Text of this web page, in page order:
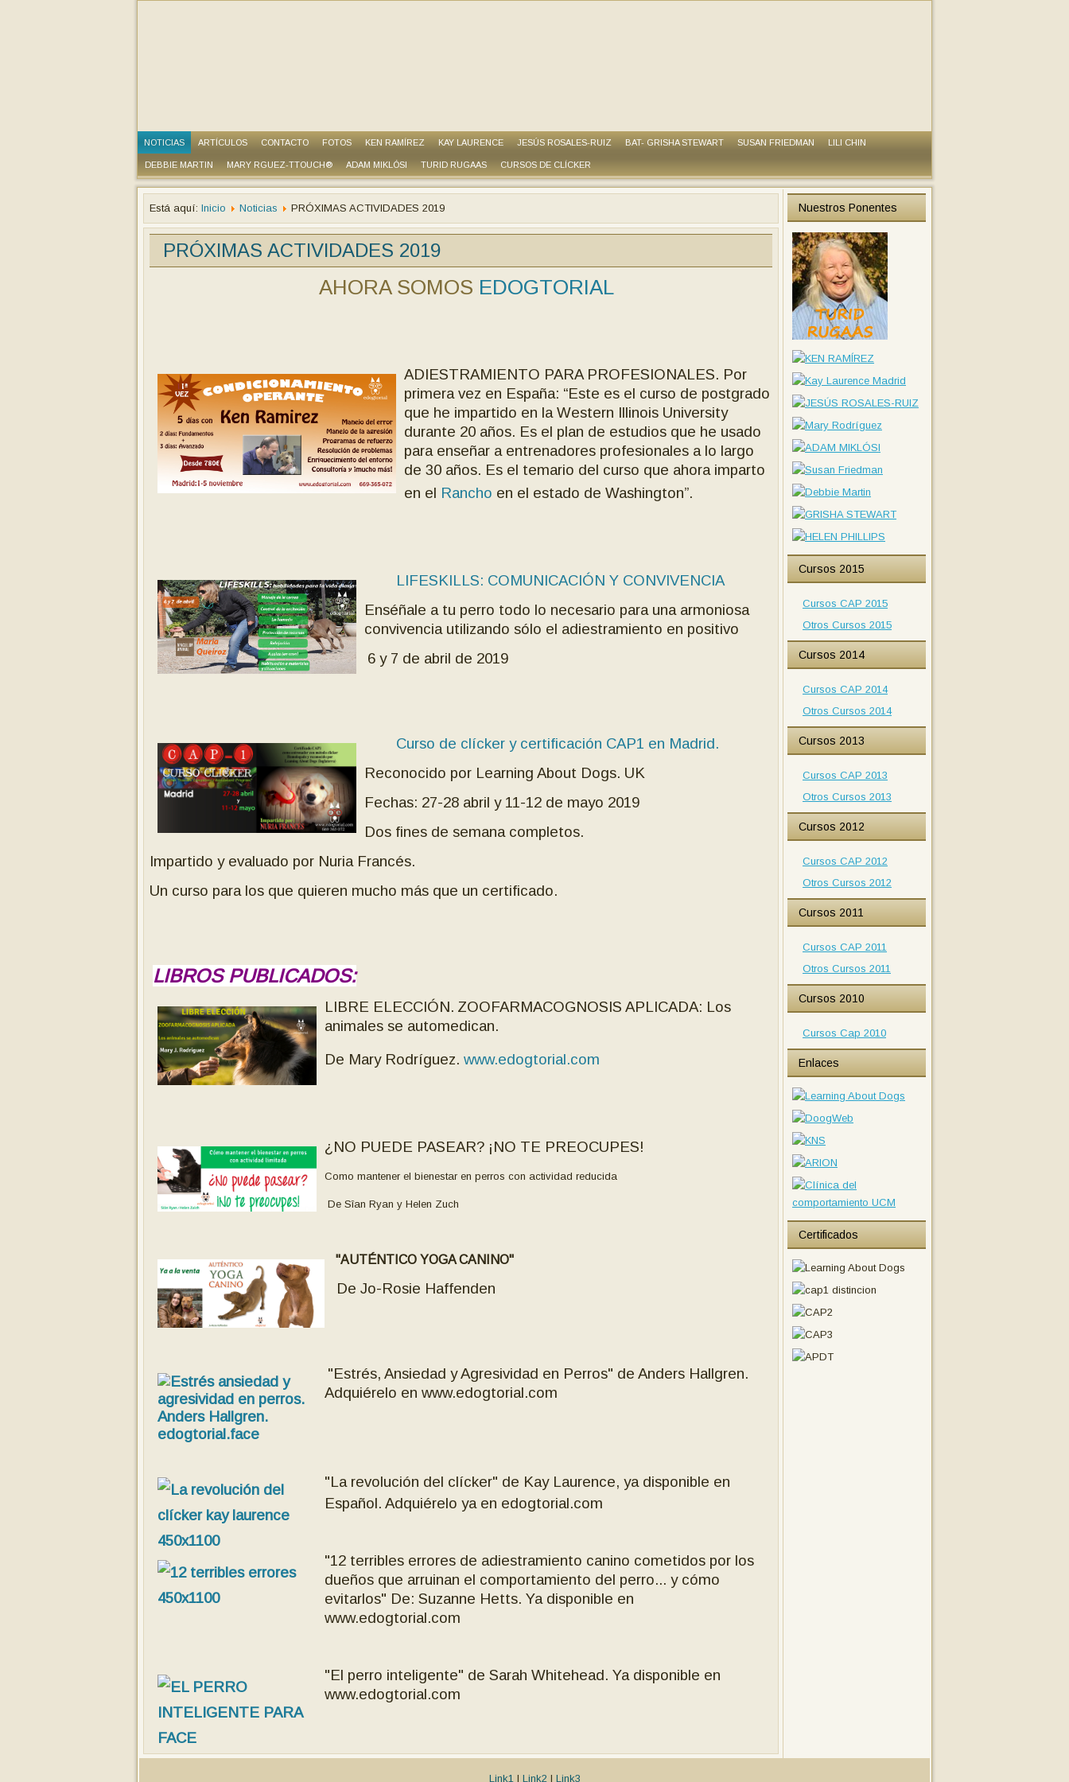
NOTICIAS ARTÍCULOS CONTACTO FOTOS KEN RAMÍREZ KAY LAURENCE JESÚS ROSALES-RUIZ BAT- GRISHA STEWART SUSAN FRIEDMAN LILI CHIN
DEBBIE MARTIN MARY RGUEZ-TTOUCH® ADAM MIKLÓSI TURID RUGAAS CURSOS DE CLÍCKER
Está aquí: Inicio Noticias PRÓXIMAS ACTIVIDADES 2019
PRÓXIMAS ACTIVIDADES 2019
AHORA SOMOS EDOGTORIAL
ADIESTRAMIENTO PARA PROFESIONALES. Por
primera vez en España: “Este es el curso de postgrado
que he impartido en la Western Illinois University
durante 20 años. Es el plan de estudios que he usado
para enseñar a entrenadores profesionales a lo largo
de 30 años. Es el temario del curso que ahora imparto
en el Rancho en el estado de Washington”.
LIFESKILLS: COMUNICACIÓN Y CONVIVENCIA
Enséñale a tu perro todo lo necesario para una armoniosa
convivencia utilizando sólo el adiestramiento en positivo
6 y 7 de abril de 2019
Curso de clícker y certificación CAP1 en Madrid.
Reconocido por Learning About Dogs. UK
Fechas: 27-28 abril y 11-12 de mayo 2019
Dos fines de semana completos.
Impartido y evaluado por Nuria Francés.
Un curso para los que quieren mucho más que un certificado.
LIBROS PUBLICADOS:
LIBRE ELECCIÓN. ZOOFARMACOGNOSIS APLICADA: Los
animales se automedican.
De Mary Rodríguez. www.edogtorial.com
¿NO PUEDE PASEAR? ¡NO TE PREOCUPES!
Como mantener el bienestar en perros con actividad reducida
De Sîan Ryan y Helen Zuch
"AUTÉNTICO YOGA CANINO"
De Jo-Rosie Haffenden
"Estrés, Ansiedad y Agresividad en Perros" de Anders Hallgren.
Adquiérelo en www.edogtorial.com
"La revolución del clícker" de Kay Laurence, ya disponible en
Español. Adquiérelo ya en edogtorial.com
"12 terribles errores de adiestramiento canino cometidos por los
dueños que arruinan el comportamiento del perro... y cómo
evitarlos" De: Suzanne Hetts. Ya disponible en
www.edogtorial.com
"El perro inteligente" de Sarah Whitehead. Ya disponible en
www.edogtorial.com
Nuestros Ponentes
Cursos 2015
Cursos CAP 2015
Otros Cursos 2015
Cursos 2014
Cursos CAP 2014
Otros Cursos 2014
Cursos 2013
Cursos CAP 2013
Otros Cursos 2013
Cursos 2012
Cursos CAP 2012
Otros Cursos 2012
Cursos 2011
Cursos CAP 2011
Otros Cursos 2011
Cursos 2010
Cursos Cap 2010
Enlaces
Certificados
Link1| Link2| Link3